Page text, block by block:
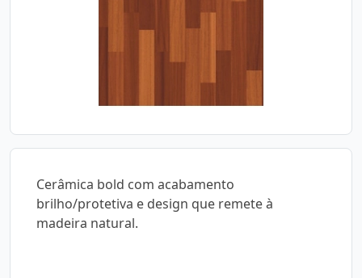
Cerâmica bold com acabamento
brilho/protetiva e design que remete à
madeira natural.